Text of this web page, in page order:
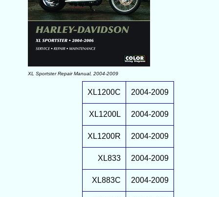
XL Sportster Repair Manual, 2004-2009
XL1200C 2004-2009
XL1200L 2004-2009
XL1200R 2004-2009
XL833 2004-2009
XL883C 2004-2009